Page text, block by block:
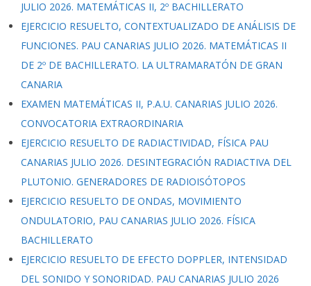
JULIO 2026. MATEMÁTICAS II, 2º BACHILLERATO
EJERCICIO RESUELTO, CONTEXTUALIZADO DE ANÁLISIS DE
FUNCIONES. PAU CANARIAS JULIO 2026. MATEMÁTICAS II
DE 2º DE BACHILLERATO. LA ULTRAMARATÓN DE GRAN
CANARIA
EXAMEN MATEMÁTICAS II, P.A.U. CANARIAS JULIO 2026.
CONVOCATORIA EXTRAORDINARIA
EJERCICIO RESUELTO DE RADIACTIVIDAD, FÍSICA PAU
CANARIAS JULIO 2026. DESINTEGRACIÓN RADIACTIVA DEL
PLUTONIO. GENERADORES DE RADIOISÓTOPOS
EJERCICIO RESUELTO DE ONDAS, MOVIMIENTO
ONDULATORIO, PAU CANARIAS JULIO 2026. FÍSICA
BACHILLERATO
EJERCICIO RESUELTO DE EFECTO DOPPLER, INTENSIDAD
DEL SONIDO Y SONORIDAD. PAU CANARIAS JULIO 2026